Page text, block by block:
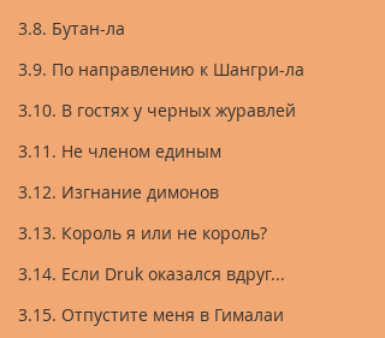
3.8. Бутан-ла
3.9. По направлению к Шангри-ла
3.10. В гостях у черных журавлей
3.11. Не членом единым
3.12. Изгнание димонов
3.13. Король я или не король?
3.14. Если Druk оказался вдруг...
3.15. Отпустите меня в Гималаи